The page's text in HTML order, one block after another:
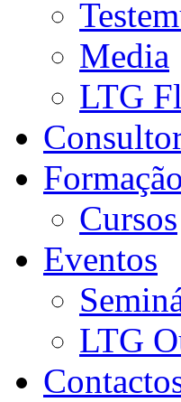
Media
LTG
Cursos
Eventos
LTG